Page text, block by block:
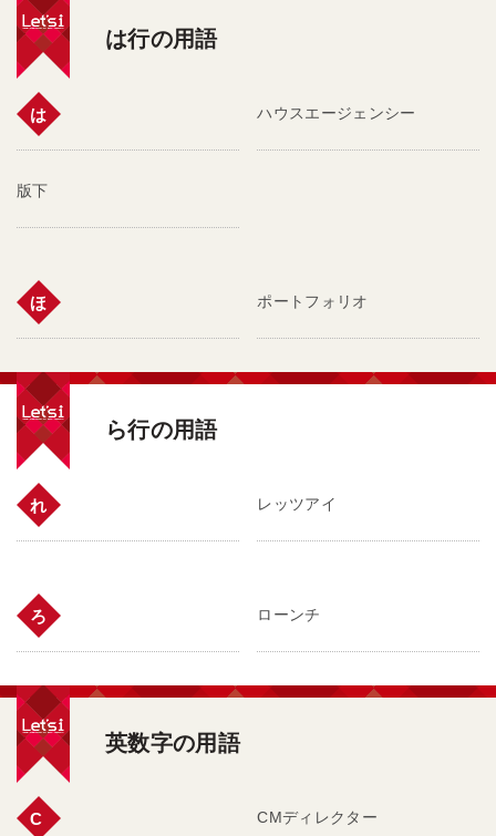
は行の用語
は ハウスエージェンシー
版下
ほ ポートフォリオ
ら行の用語
れ レッツアイ
ろ ローンチ
英数字の用語
C CMディレクター